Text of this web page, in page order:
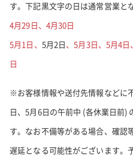
す。下記黒文字の日は通常営業と
4月29日、4月30日
5月1日、 5月2日、5月3日、5月4
日
※お客様情報や送付先情報などに
日、5月6日の午前中 (各休業日前)
す。なお不備等がある場合、確認
遅延となる可能性がございます。